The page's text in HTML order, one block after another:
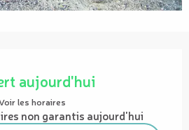
aujourd'hui
les horaires
non garantis aujourd'hui